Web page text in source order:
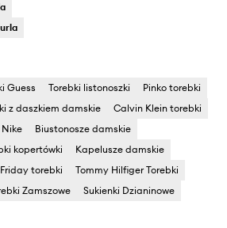
Guess Torebki listonoszki
Pinko torebki
z daszkiem damskie
Calvin Klein torebki
Nike
Biustonosze damskie
kopertówki
Kapelusze damskie
torebki
Tommy Hilfiger Torebki
Zamszowe
Sukienki Dzianinowe